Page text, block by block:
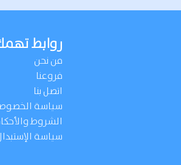
روابط
من نحن
فروعنا
اتصل بنا
سياسة
الشروط
سياسة